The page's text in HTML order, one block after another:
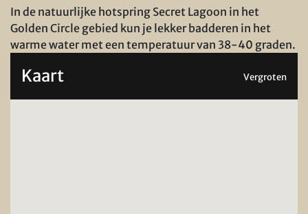
In de natuurlijke hotspring Secret Lagoon in het
Golden Circle gebied kun je lekker badderen in het
warme water met een temperatuur van 38-40 graden.
Kaart Vergroten